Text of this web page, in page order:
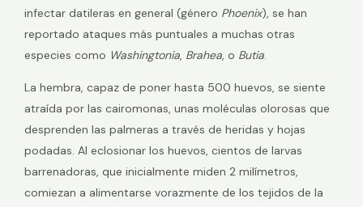
infectar datileras en general (género Phoenix), se han
reportado ataques más puntuales a muchas otras
especies como Washingtonia, Brahea, o Butia.
La hembra, capaz de poner hasta 500 huevos, se siente
atraída por las cairomonas, unas moléculas olorosas que
desprenden las palmeras a través de heridas y hojas
podadas. Al eclosionar los huevos, cientos de larvas
barrenadoras, que inicialmente miden 2 milímetros,
comiezan a alimentarse vorazmente de los tejidos de la